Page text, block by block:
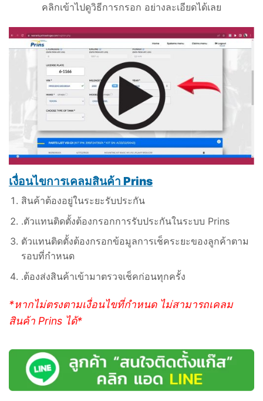
คลิกเข้าไปดูวิธีการกรอก อย่างละเอียดได้เลย
เงื่อนไขการเคลมสินค้า Prins
สินค้าต้องอยู่ในระยะรับประกัน
.ตัวแทนติดตั้งต้องกรอกการรับประกันในระบบ Prins
ตัวแทนติดตั้งต้องกรอกข้อมูลการเช็คระยะของลูกค้าตาม
รอบที่กำหนด
.ต้องส่งสินค้าเข้ามาตรวจเช็คก่อนทุกครั้ง
*หากไม่ตรงตามเงื่อนไขที่กำหนด ไม่สามารถเคลม
สินค้า Prins ได้*